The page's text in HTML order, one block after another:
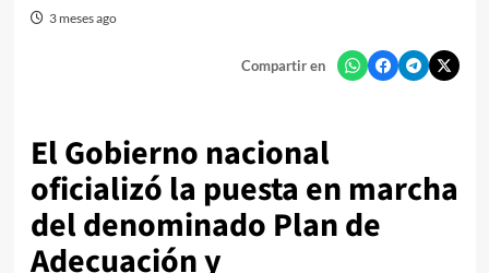
3 meses ago
Compartir en
El Gobierno nacional
oficializó la puesta en marcha
del denominado Plan de
Adecuación y